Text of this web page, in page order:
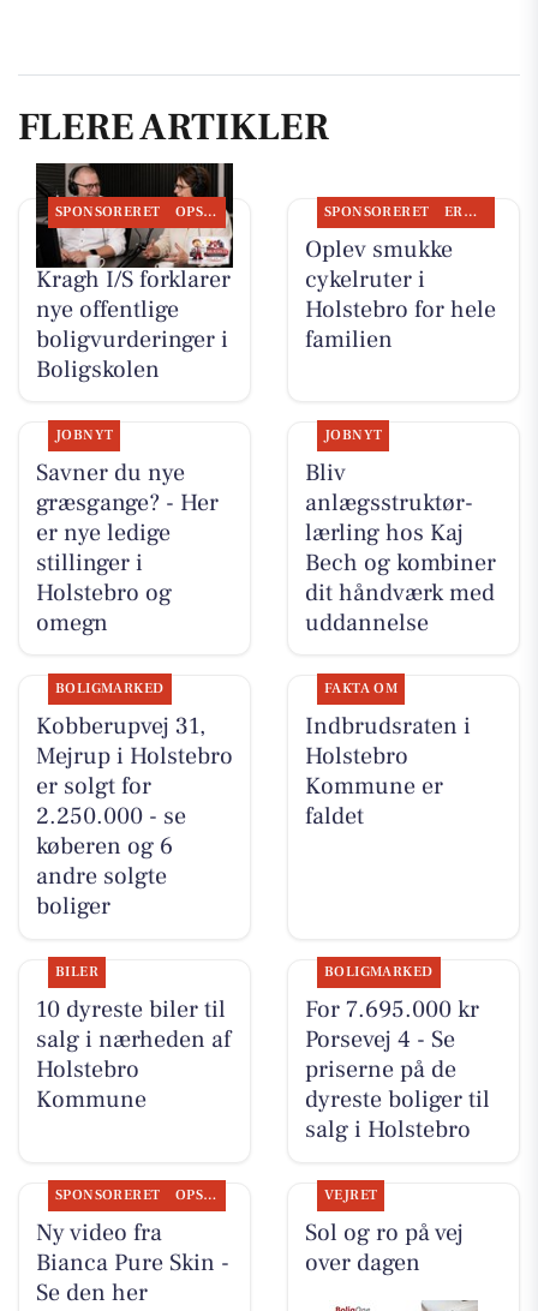
FLERE ARTIKLER
SPONSORERET OPSLAGSTAVLEN
BoligOne Mogens
Kragh I/S forklarer
nye offentlige
boligvurderinger i
Boligskolen
SPONSORERET ERHVERV
Oplev smukke
cykelruter i
Holstebro for hele
familien
JOBNYT
Savner du nye
græsgange? - Her
er nye ledige
stillinger i
Holstebro og
omegn
JOBNYT
Bliv
anlægsstruktør-
lærling hos Kaj
Bech og kombiner
dit håndværk med
uddannelse
BOLIGMARKED
Kobberupvej 31,
Mejrup i Holstebro
er solgt for
2.250.000 - se
køberen og 6
andre solgte
boliger
FAKTA OM
Indbrudsraten i
Holstebro
Kommune er
faldet
BILER
10 dyreste biler til
salg i nærheden af
Holstebro
Kommune
BOLIGMARKED
For 7.695.000 kr
Porsevej 4 - Se
priserne på de
dyreste boliger til
salg i Holstebro
SPONSORERET OPSLAGSTAVLEN
Ny video fra
Bianca Pure Skin -
Se den her
VEJRET
Sol og ro på vej
over dagen